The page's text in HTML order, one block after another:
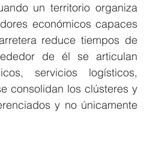
un territorio organiza
económicos capaces
reduce tiempos de
de él se articulan
servicios logísticos,
consolidan los clústeres y
y no únicamente